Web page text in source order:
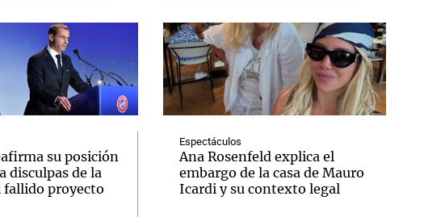
su posición
disculpas de la
fallido proyecto
Espectáculos
Ana Rosenfeld explica el
embargo de la casa de Mauro
Icardi y su contexto legal